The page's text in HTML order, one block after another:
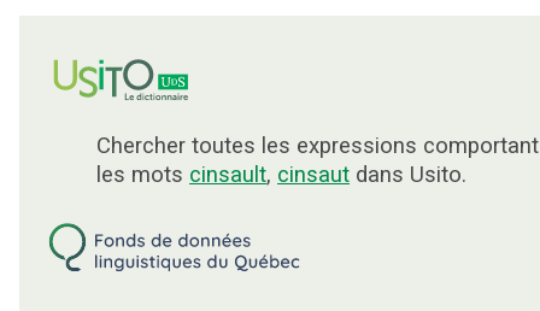
Chercher toutes les expressions comportant
les mots cinsault, cinsaut dans Usito.